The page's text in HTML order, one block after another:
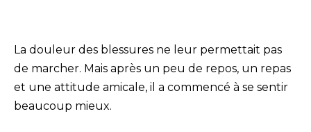
La douleur des blessures ne leur permettait pas
de marcher. Mais après un peu de repos, un repas
et une attitude amicale, il a commencé à se sentir
beaucoup mieux.